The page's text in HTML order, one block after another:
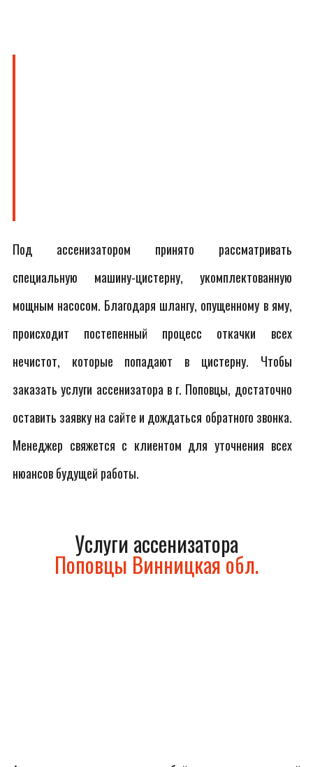
Под ассенизатором принято рассматривать
специальную машину-цистерну, укомплектованную
мощным насосом. Благодаря шлангу, опущенному в яму,
происходит постепенный процесс откачки всех
нечистот, которые попадают в цистерну. Чтобы
заказать услуги ассенизатора в г. Поповцы, достаточно
оставить заявку на сайте и дождаться обратного звонка.
Менеджер свяжется с клиентом для уточнения всех
нюансов будущей работы.
Услуги ассенизатора
Поповцы Винницкая обл.